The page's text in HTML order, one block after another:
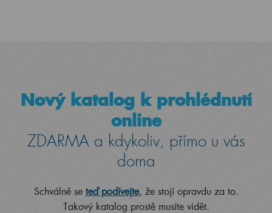
Nový katalog k prohlédnutí
online
ZDARMA a kdykoliv, přímo u vás
doma
Schválně se teď podívejte, že stojí opravdu za to.
Takový katalog prostě musíte vidět.